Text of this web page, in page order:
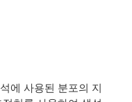
에 사용된 분포의 지